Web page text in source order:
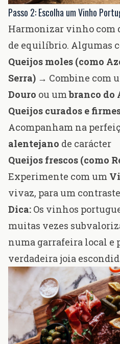
Passo 2: Escolha um Vinho
Harmonizar vinho com
de equilíbrio. Algumas
Queijos moles (como
Serra) → Combine com
Douro ou umbranco do
Queijos curados e
Acompanham na
alentejano de carácter
Queijos frescos (como
Experimente com um
vivaz, para um
Dica: Os vinhos
muitas vezes
numa garrafeira local e
verdadeira joia